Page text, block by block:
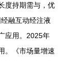
度持期需与，优
融互动经注液
应用。2025年
。《市场量增速